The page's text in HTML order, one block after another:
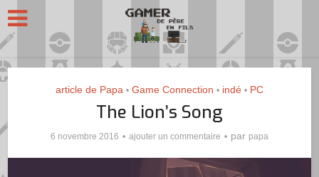
article de Papa • Game Connection • indé • PC
The Lion’s Song
6 novembre 2016 ajouter un commentaire par papa